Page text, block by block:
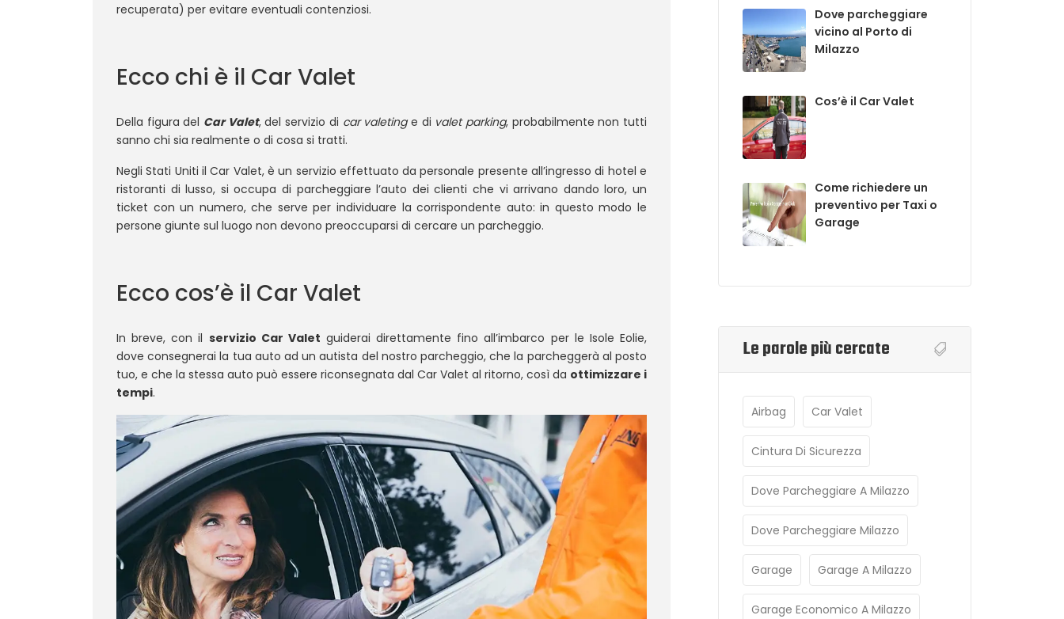
recuperata) per evitare eventuali contenziosi.
Ecco chi è il Car Valet
Della figura del Car Valet, del servizio di car valetinge di valet parking, probabilmente non tutti
sanno chi sia realmente o di cosa si tratti.
Negli Stati Uniti il Car Valet, è un servizio effettuato da personale presente all’ingresso di hotel e
ristoranti di lusso, si occupa di parcheggiare l’auto dei clienti che vi arrivano dando loro, un
ticket con un numero, che serve per individuare la corrispondente auto: in questo modo le
persone giunte sul luogo non devono preoccuparsi di cercare un parcheggio.
Ecco cos’è il Car Valet
In breve, con il servizio Car Valet guiderai direttamente fino all’imbarco per le Isole Eolie,
dove consegnerai la tua auto ad un autista del nostro parcheggio, che la parcheggerà al posto
tuo, e che la stessa auto può essere riconsegnata dal Car Valet al ritorno, così da ottimizzare i
tempi.
Dove parcheggiare
vicino al Porto di
Milazzo
Cos’è il Car Valet
Come richiedere un
preventivo per Taxi o
Garage
Le parole più cercate
Airbag Car Valet
Cintura Di Sicurezza
Dove Parcheggiare A Milazzo
Dove Parcheggiare Milazzo
Garage Garage A Milazzo
Garage Economico A Milazzo